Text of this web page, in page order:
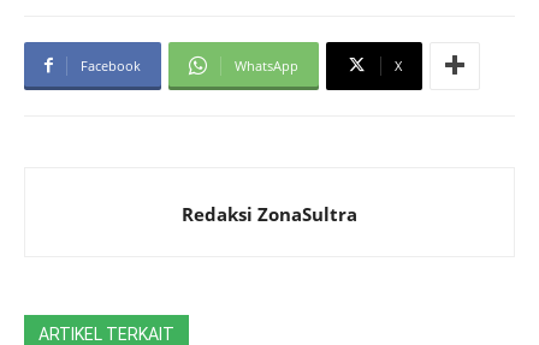
Facebook WhatsApp X
Redaksi ZonaSultra
ARTIKEL TERKAIT